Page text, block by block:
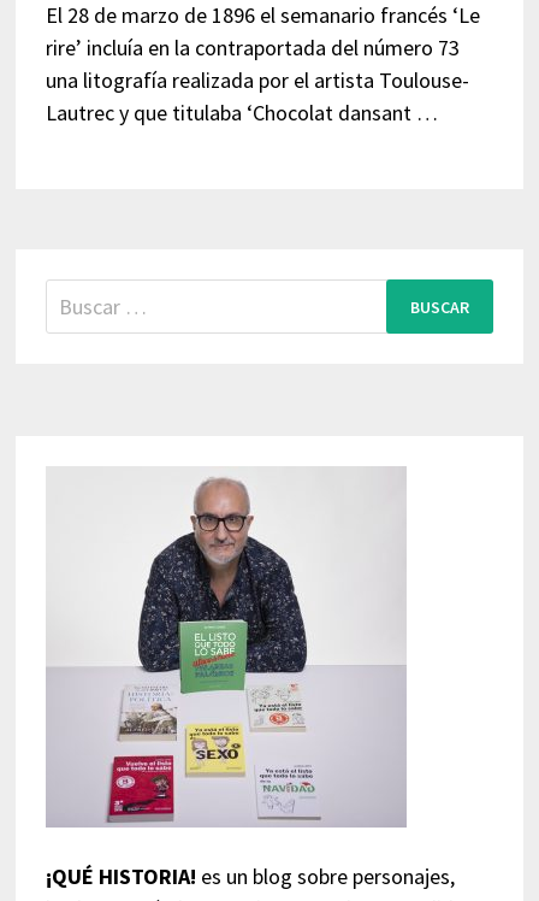
El 28 de marzo de 1896 el semanario francés ‘Le
rire’ incluía en la contraportada del número 73
una litografía realizada por el artista Toulouse-
Lautrec y que titulaba ‘Chocolat dansant …
Buscar:
¡QUÉ HISTORIA! es un blog sobre personajes,